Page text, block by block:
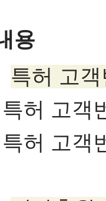
용
특허 고
허 고객
허 고객